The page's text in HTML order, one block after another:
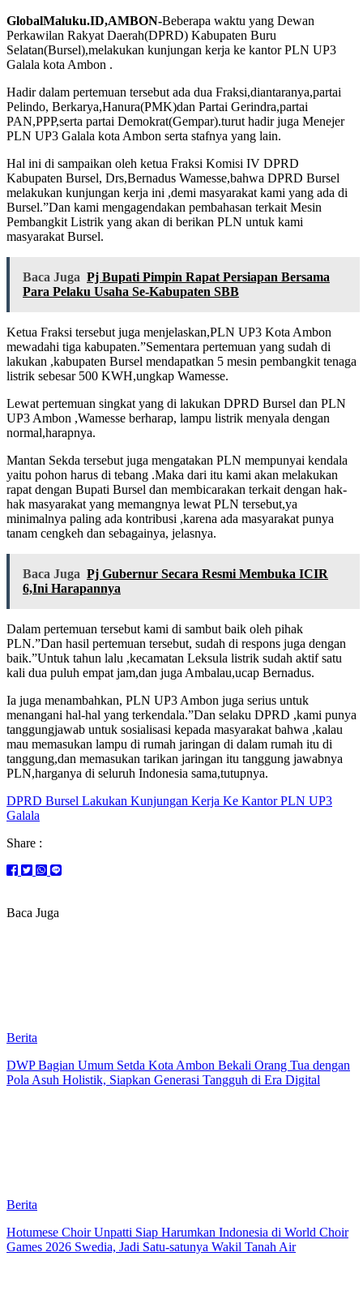
GlobalMaluku.ID,AMBON-Beberapa waktu yang Dewan
Perkawilan Rakyat Daerah(DPRD) Kabupaten Buru
Selatan(Bursel),melakukan kunjungan kerja ke kantor PLN UP3
Galala kota Ambon .
Hadir dalam pertemuan tersebut ada dua Fraksi,diantaranya,partai
Pelindo, Berkarya,Hanura(PMK)dan Partai Gerindra,partai
PAN,PPP,serta partai Demokrat(Gempar).turut hadir juga Menejer
PLN UP3 Galala kota Ambon serta stafnya yang lain.
Hal ini di sampaikan oleh ketua Fraksi Komisi IV DPRD
Kabupaten Bursel, Drs,Bernadus Wamesse,bahwa DPRD Bursel
melakukan kunjungan kerja ini ,demi masyarakat kami yang ada di
Bursel.”Dan kami mengagendakan pembahasan terkait Mesin
Pembangkit Listrik yang akan di berikan PLN untuk kami
masyarakat Bursel.
Baca Juga Pj Bupati Pimpin Rapat Persiapan Bersama
Para Pelaku Usaha Se-Kabupaten SBB
Ketua Fraksi tersebut juga menjelaskan,PLN UP3 Kota Ambon
mewadahi tiga kabupaten.”Sementara pertemuan yang sudah di
lakukan ,kabupaten Bursel mendapatkan 5 mesin pembangkit tenaga
listrik sebesar 500 KWH,ungkap Wamesse.
Lewat pertemuan singkat yang di lakukan DPRD Bursel dan PLN
UP3 Ambon ,Wamesse berharap, lampu listrik menyala dengan
normal,harapnya.
Mantan Sekda tersebut juga mengatakan PLN mempunyai kendala
yaitu pohon harus di tebang .Maka dari itu kami akan melakukan
rapat dengan Bupati Bursel dan membicarakan terkait dengan hak-
hak masyarakat yang memangnya lewat PLN tersebut,ya
minimalnya paling ada kontribusi ,karena ada masyarakat punya
tanam cengkeh dan sebagainya, jelasnya.
Baca Juga Pj Gubernur Secara Resmi Membuka ICIR
6,Ini Harapannya
Dalam pertemuan tersebut kami di sambut baik oleh pihak
PLN.”Dan hasil pertemuan tersebut, sudah di respons juga dengan
baik.”Untuk tahun lalu ,kecamatan Leksula listrik sudah aktif satu
kali dua puluh empat jam,dan juga Ambalau,ucap Bernadus.
Ia juga menambahkan, PLN UP3 Ambon juga serius untuk
menangani hal-hal yang terkendala.”Dan selaku DPRD ,kami punya
tanggungjawab untuk sosialisasi kepada masyarakat bahwa ,kalau
mau memasukan lampu di rumah jaringan di dalam rumah itu di
tanggung,dan memasukan tarikan jaringan itu tanggung jawabnya
PLN,harganya di seluruh Indonesia sama,tutupnya.
DPRD Bursel Lakukan Kunjungan Kerja Ke Kantor PLN UP3
Galala
Share :
Baca Juga
Berita
DWP Bagian Umum Setda Kota Ambon Bekali Orang Tua dengan
Pola Asuh Holistik, Siapkan Generasi Tangguh di Era Digital
Berita
Hotumese Choir Unpatti Siap Harumkan Indonesia di World Choir
Games 2026 Swedia, Jadi Satu-satunya Wakil Tanah Air